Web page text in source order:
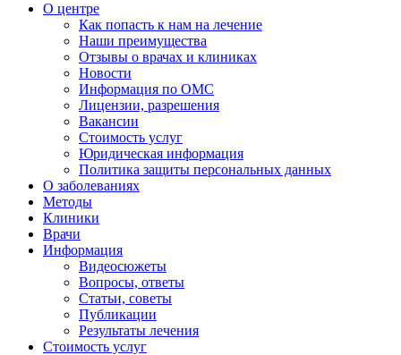
О центре
Как попасть к нам на лечение
Наши преимущества
Отзывы о врачах и клиниках
Новости
Информация по ОМС
Лицензии, разрешения
Вакансии
Стоимость услуг
Юридическая информация
Политика защиты персональных данных
О заболеваниях
Методы
Клиники
Врачи
Информация
Видеосюжеты
Вопросы, ответы
Статьи, советы
Публикации
Результаты лечения
Стоимость услуг